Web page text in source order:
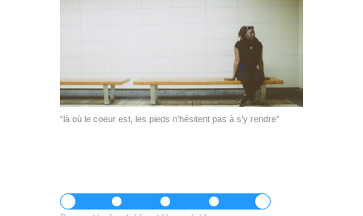
“là où le coeur est, les pieds n’hésitent pas à s’y rendre”